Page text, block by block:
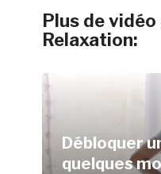
Plus de
Relaxation:
Débloquer
quelques